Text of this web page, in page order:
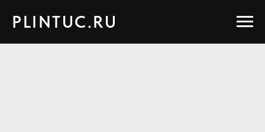
PLINTUC.RU